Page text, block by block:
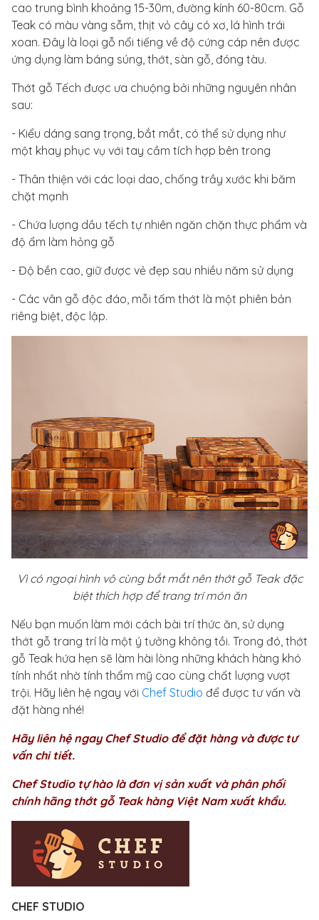
cao trung bình khoảng 15-30m, đường kính 60-80cm. Gỗ
Teak có màu vàng sẫm, thịt vỏ cây có xơ, lá hình trái
xoan. Đây là loại gỗ nổi tiếng về độ cứng cáp nên được
ứng dụng làm báng súng, thớt, sàn gỗ, đóng tàu.
Thớt gỗ Tếch được ưa chuộng bởi những nguyên nhân
sau:
- Kiểu dáng sang trọng, bắt mắt, có thể sử dụng như
một khay phục vụ với tay cầm tích hợp bên trong
- Thân thiện với các loại dao, chống trầy xước khi băm
chặt mạnh
- Chứa lượng dầu tếch tự nhiên ngăn chặn thực phẩm và
độ ẩm làm hỏng gỗ
- Độ bền cao, giữ được vẻ đẹp sau nhiều năm sử dụng
- Các vân gỗ độc đáo, mỗi tấm thớt là một phiên bản
riêng biệt, độc lập.
Vì có ngoại hình vô cùng bắt mắt nên thớt gỗ Teak đặc
biệt thích hợp để trang trí món ăn
Nếu bạn muốn làm mới cách bài trí thức ăn, sử dụng
thớt gỗ trang trí là một ý tưởng không tồi. Trong đó, thớt
gỗ Teak hứa hẹn sẽ làm hài lòng những khách hàng khó
tính nhất nhờ tính thẩm mỹ cao cùng chất lượng vượt
trội. Hãy liên hệ ngay với Chef Studio để được tư vấn và
đặt hàng nhé!
Hãy liên hệ ngay Chef Studio để đặt hàng và được tư
vấn chi tiết.
Chef Studio tự hào là đơn vị sản xuất và phân phối
chính hãng thớt gỗ Teak hàng Việt Nam xuất khẩu.
CHEF STUDIO